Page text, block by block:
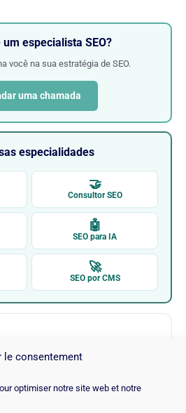
le consentement
optimiser notre site web et notre
um especialista SEO?
você na sua estratégia de SEO.
uma chamada
especialidades
🤝
Consultor SEO
🤖
SEO para IA
🚀
SEO por CMS